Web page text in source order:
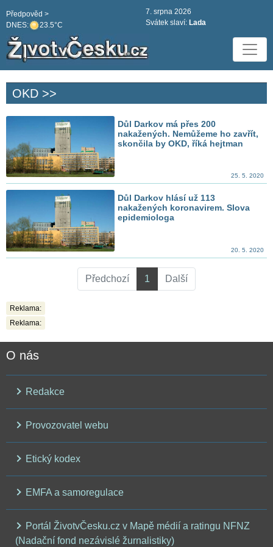
DNES: 23.5°C
Předpověd >
7. srpna 2026
Svátek slaví: Lada
OKD >>
Důl Darkov má přes 200
nakažených. Nemůžeme ho zavřít,
skončila by OKD, říká hejtman
25. 5. 2020
Důl Darkov hlásí už 113
nakažených koronavirem. Slova
epidemiologa
20. 5. 2020
Předchozí 1 Další
Reklama:
Reklama:
O nás
Redakce
Provozovatel webu
Etický kodex
EMFA a samoregulace
Portál ŽivotvČesku.cz v Mapě médií a ratingu NFNZ
(Nadační fond nezávislé žurnalistiky)